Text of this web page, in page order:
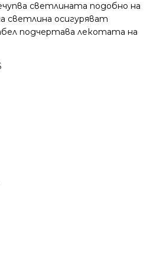
светлината подобно на
светлина осигуряват
подчертава лекотата на